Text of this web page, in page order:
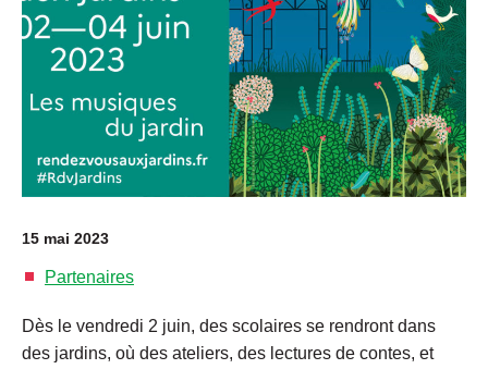
15 mai 2023
Partenaires
Dès le vendredi 2 juin, des scolaires se rendront dans
des jardins, où des ateliers, des lectures de contes, et